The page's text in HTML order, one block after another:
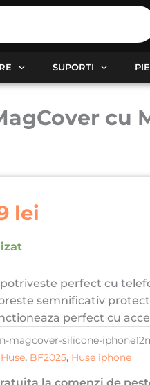
SUPORTI
cu
lei
potriveste perfect cu
semnificativ
perfect cu
magcover-silicone-
Huse, BF2025, Huse iphone